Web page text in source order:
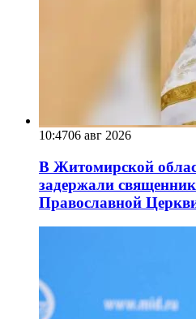
10:4706 авг 2026
В Житомирской
задержали
Православной